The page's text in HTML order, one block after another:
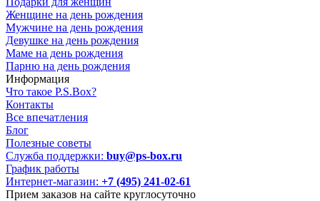
Женщине на день рождения
Мужчине на день рождения
Девушке на день рождения
Маме на день рождения
Парню на день рождения
Информация
Что такое P.S.Box?
Контакты
Все впечатления
Блог
Полезные советы
Служба поддержки: buy@ps-box.ru
График работы
Интернет-магазин: +7 (495) 241-02-61
Прием заказов на сайте круглосуточно